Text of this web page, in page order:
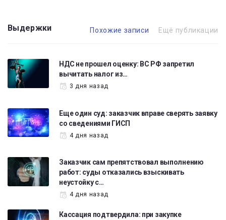
Выдержки Похожие записи Ещё публикации
НДС не прошел оценку: ВС РФ запретил
вычитать налог из…
3 дня назад
Еще один суд: заказчик вправе сверять заявку
со сведениями ГИСП
4 дня назад
Заказчик сам препятствовал выполнению
работ: суды отказались взыскивать
неустойку с…
4 дня назад
Кассация подтвердила: при закупке